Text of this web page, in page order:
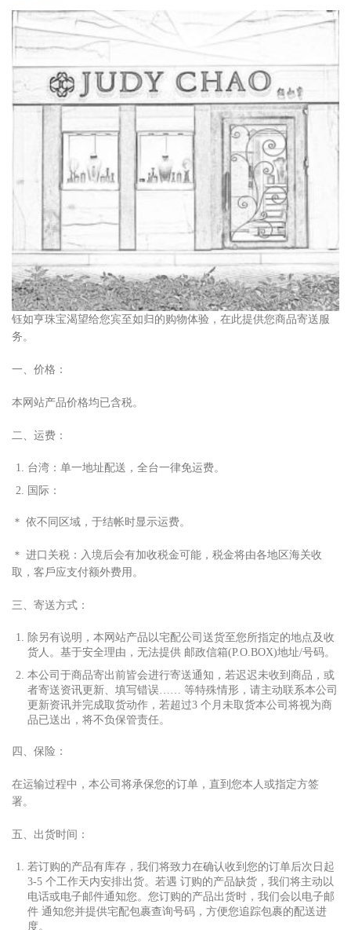
钰如亨珠宝渴望给您宾至如归的购物体验，在此提供您商品寄送服
务。
一、价格：
本网站产品价格均已含税。
二、运费：
台湾：单⼀地址配送，全台⼀律免运费。
国际：
＊ 依不同区域，于结帐时显⽰运费。
＊ 进⼝ 关税： ⼊境后会有加收税⾦可能，税⾦将由各地区海关收
取，客 ⼾应⽀付额外费⽤ 。
三、寄送⽅式：
除另有说明，本网站产品以宅配公司送货⾄您所指定的地点及收
货⼈ 。基于安全理由，无法提供 邮政信箱(P.O.BOX)地址/号码。
本公司于商品寄出前皆会进⾏寄送通知，若迟迟未收到商品，或
者寄送资讯更新、填写错误…… 等特殊情形，请主动联系本公司
更新资讯并完成取货动作，若超过3 个 ⽉ 未取货本公司将视为商
品已送出，将不负保管责任。
四、保险：
在运输过程中，本公司将承保您的订单，直到您本 ⼈或指定⽅签
署。
五、出货时间：
若订购的产品有库存，我们将致⼒在确认收到您的订单后次 ⽇ 起
3-5 个⼯作天内安排出货。若遇 订购的产品缺货，我们将主动以
电话或电⼦邮件通知您。您订购的产品出货时，我们会以电⼦邮
件 通知您并提供宅配包裹查询号码， ⽅便您追踪包裹的配送进
度。